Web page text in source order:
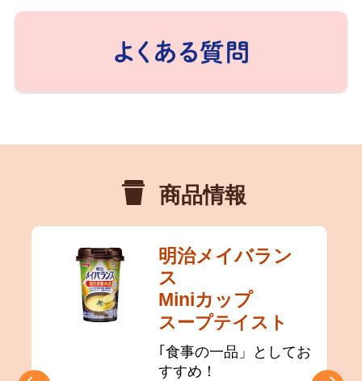
商品情報
明治メイバラン
ス
Miniカップ
スープテイスト
｢食事の一品」としてお
すすめ！